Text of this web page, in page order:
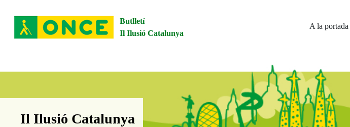
Butlletí
Il Ilusió Catalunya
A la portada
Boletín Il·lusió Catalunya
Il Ilusió Catalunya